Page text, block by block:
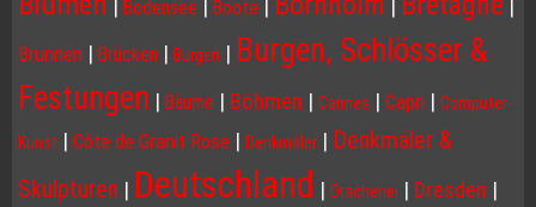
| Bodensee | Boote | | |
Brunnen | Brücken | Burgen | Burgen, Schlösser &
Festungen | Bäume | Böhmen | Cannes | Capri | Computer-
Kunst | Côte de Granit Rose | Denkmäler | Denkmäler &
Skulpturen | Deutschland | Drachenei | Dresden |